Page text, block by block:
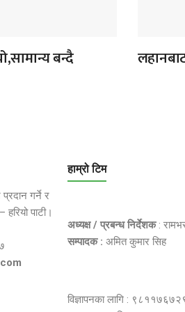
बन्दै
गर्ने र
हरियो पाटी।
हाम्रो टिम
अध्यक्ष / प्रबन्ध निर्देशक:
सम्पादक : अमित कुमार सिह
विज्ञापनका लागि :